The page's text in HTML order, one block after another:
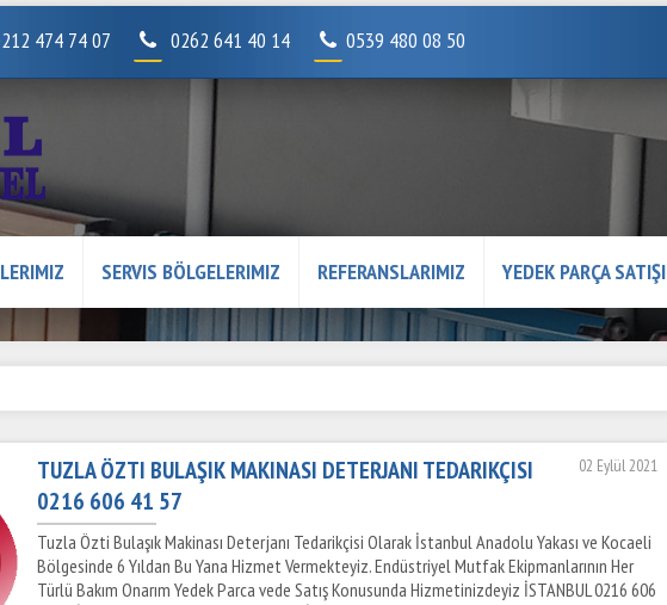
474 74 07 0262 641 40 14 0539 480 08 50
SERVIS BÖLGELERIMIZ REFERANSLARIMIZ YEDEK PARÇA SATIŞI
02 Eylül 2021
TUZLA ÖZTI BULAŞIK MAKINASI DETERJANI TEDARIKÇISI
0216 606 41 57
Tuzla Özti Bulaşık Makinası Deterjanı Tedarikçisi Olarak İstanbul Anadolu Yakası ve Kocaeli
Bölgesinde 6 Yıldan Bu Yana Hizmet Vermekteyiz. Endüstriyel Mutfak Ekipmanlarının Her
Türlü Bakım Onarım Yedek Parca vede Satış Konusunda Hizmetinizdeyiz İSTANBUL 0216 606